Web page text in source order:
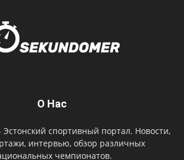
О Нас
спортивный портал. Новости,
интервью, обзор различных
чемпионатов.